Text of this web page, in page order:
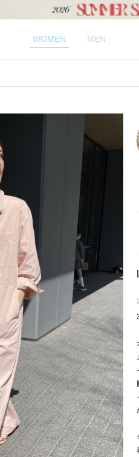
WOMEN MEN